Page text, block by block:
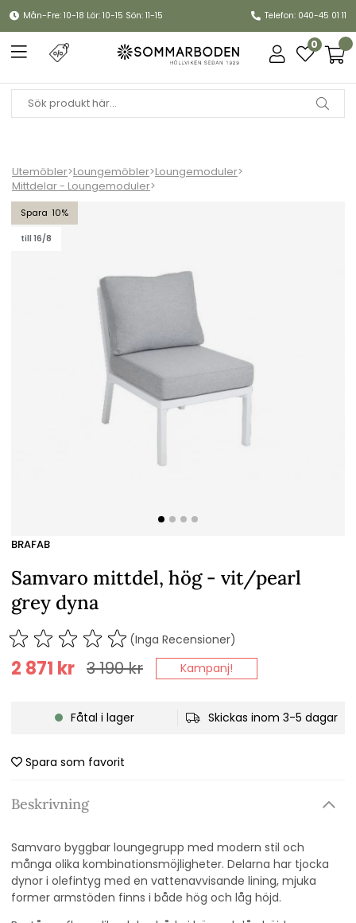
Mån-Fre: 10-18 Lör: 10-15 Sön: 11-15 Telefon: 040-45 01 11
0
Utemöbler>Loungemöbler>Loungemoduler>
Mittdelar - Loungemoduler>
10
till 16/8
Samvaro mittdel, hög - vit/pearl grey dyna
BRAFAB
Samvaro mittdel, hög - vit/pearl
grey dyna
(Inga Recensioner)
3 190kr
2 871 kr Kampanj!
Fåtal i lager Skickas inom 3-5 dagar
Spara som favorit
Beskrivning
Samvaro byggbar loungegrupp med modern stil och
många olika kombinationsmöjligheter. Delarna har tjocka
dynor i olefintyg med en vattenavvisande lining, mjuka
former armstöden finns i både hög och låg höjd.